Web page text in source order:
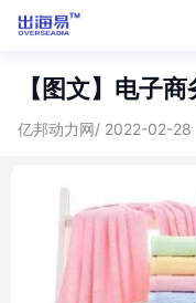
【图文】电子
亿邦动力网/ 2022-02-28